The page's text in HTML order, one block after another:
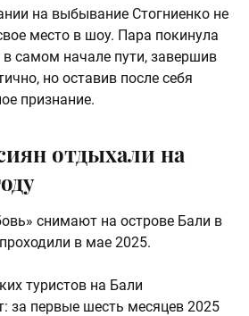
на выбывание Стогниенко не
место в шоу. Пара покинула
самом начале пути, завершив
но оставив после себя
признание.
отдыхали на
снимают на острове Бали в
в мае 2025.
туристов на Бали
за первые шесть месяцев 2025